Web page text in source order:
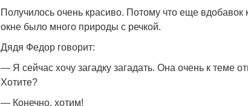
Получилось очень красиво. Потому что еще вдобавок
окне было много природы с речкой.
Дядя Федор говорит:
— Я сейчас хочу загадку загадать. Она очень к теме
Хотите?
— Конечно, хотим!